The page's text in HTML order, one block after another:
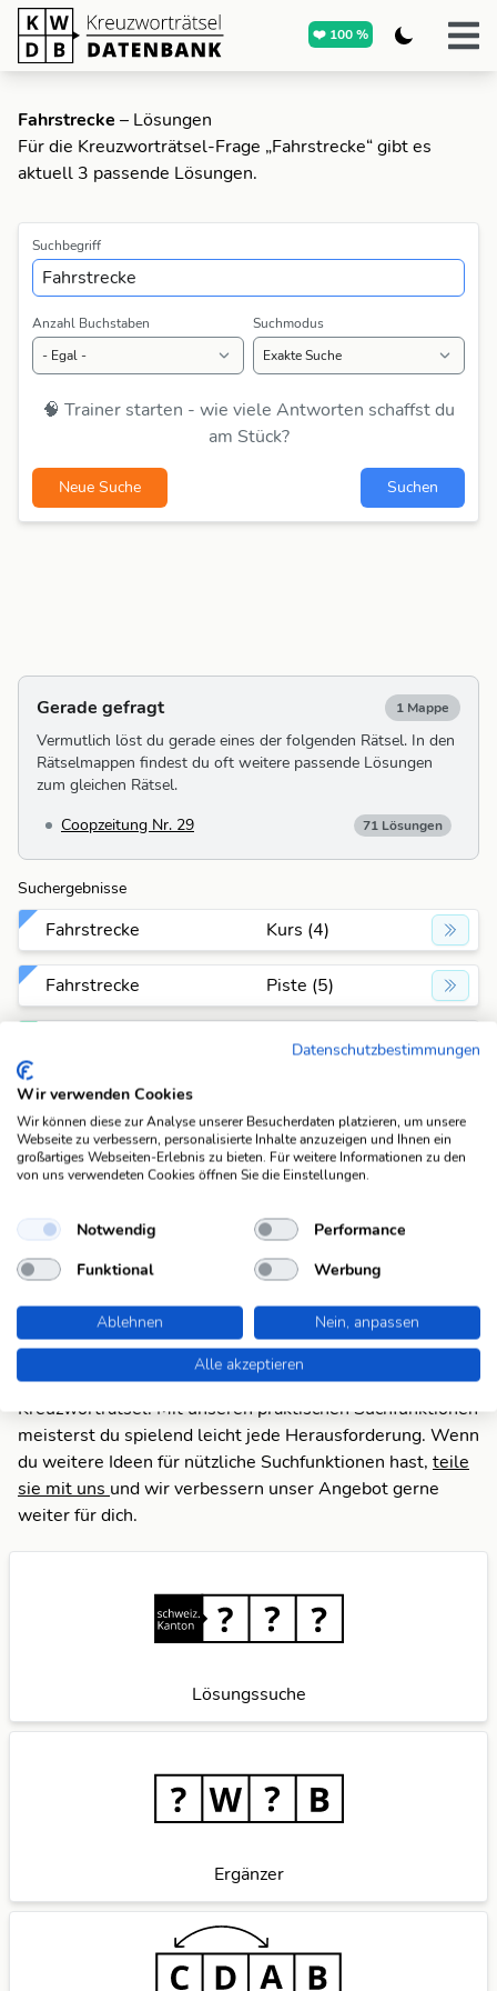
❤️ 100 %
Fahrstrecke – Lösungen
Für die Kreuzworträtsel-Frage „Fahrstrecke“ gibt es
aktuell 3 passende Lösungen.
Suchbegriff
Anzahl Buchstaben Suchmodus
🧠 Trainer starten - wie viele Antworten schaffst du
am Stück?
Neue Suche Suchen
Gerade gefragt 1 Mappe
Vermutlich löst du gerade eines der folgenden Rätsel. In den
Rätselmappen findest du oft weitere passende Lösungen
zum gleichen Rätsel.
Coopzeitung Nr. 29
71 Lösungen
Suchergebnisse
Fahrstrecke Kurs (4)
Fahrstrecke Piste (5)
Route (5)
Fehlt was?
Fehlt bei dieser Frage eine Lösung, die Deiner Meinung
nach unbedingt da sein sollte? Füge Deine eigene Lösung
Mach mit und registriere dich! oder melde dich an
Suchfunktionen
Die KWDB ist dein zuverlässiger Partner für
verschiedene Arten von Rätseln, darunter Schüttelrätsel,
Anagramme, Brückenrätsel, Schwedenrätsel und
Kreuzworträtsel. Mit unseren praktischen Suchfunktionen
meisterst du spielend leicht jede Herausforderung. Wenn
du weitere Ideen für nützliche Suchfunktionen hast, teile
sie mit uns und wir verbessern unser Angebot gerne
weiter für dich.
Lösungssuche
Ergänzer
Datenschutzbestimmungen
Wir verwenden Cookies
Wir können diese zur Analyse unserer Besucherdaten platzieren, um unsere
Webseite zu verbessern, personalisierte Inhalte anzuzeigen und Ihnen ein
großartiges Webseiten-Erlebnis zu bieten. Für weitere Informationen zu den
von uns verwendeten Cookies öffnen Sie die Einstellungen.
Notwendig
Performance
Funktional
Werbung
Ablehnen
Nein, anpassen
Alle akzeptieren